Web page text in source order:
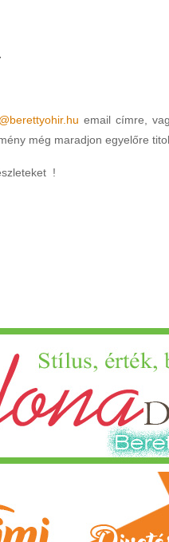
email címre,
még maradjon egyelőre
!